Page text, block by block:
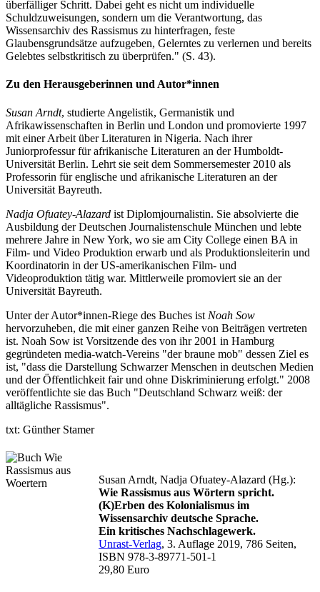
überfälliger Schritt. Dabei geht es nicht um individuelle
Schuldzuweisungen, sondern um die Verantwortung, das
Wissensarchiv des Rassismus zu hinterfragen, feste
Glaubensgrundsätze aufzugeben, Gelerntes zu verlernen und bereits
Gelebtes selbstkritisch zu überprüfen." (S. 43).
Zu den Herausgeberinnen und Autor*innen
Susan Arndt, studierte Angelistik, Germanistik und
Afrikawissenschaften in Berlin und London und promovierte 1997
mit einer Arbeit über Literaturen in Nigeria. Nach ihrer
Juniorprofessur für afrikanische Literaturen an der Humboldt-
Universität Berlin. Lehrt sie seit dem Sommersemester 2010 als
Professorin für englische und afrikanische Literaturen an der
Universität Bayreuth.
Nadja Ofuatey-Alazard ist Diplomjournalistin. Sie absolvierte die
Ausbildung der Deutschen Journalistenschule München und lebte
mehrere Jahre in New York, wo sie am City College einen BA in
Film- und Video Produktion erwarb und als Produktionsleiterin und
Koordinatorin in der US-amerikanischen Film- und
Videoproduktion tätig war. Mittlerweile promoviert sie an der
Universität Bayreuth.
Unter der Autor*innen-Riege des Buches ist Noah Sow
hervorzuheben, die mit einer ganzen Reihe von Beiträgen vertreten
ist. Noah Sow ist Vorsitzende des von ihr 2001 in Hamburg
gegründeten media-watch-Vereins "der braune mob" dessen Ziel es
ist, "dass die Darstellung Schwarzer Menschen in deutschen Medien
und der Öffentlichkeit fair und ohne Diskriminierung erfolgt." 2008
veröffentlichte sie das Buch "Deutschland Schwarz weiß: der
alltägliche Rassismus".
txt: Günther Stamer
Susan Arndt, Nadja Ofuatey-Alazard (Hg.):
Wie Rassismus aus Wörtern spricht.
(K)Erben des Kolonialismus im
Wissensarchiv deutsche Sprache.
Ein kritisches Nachschlagewerk.
Unrast-Verlag, 3. Auflage 2019, 786 Seiten,
ISBN 978-3-89771-501-1
29,80 Euro